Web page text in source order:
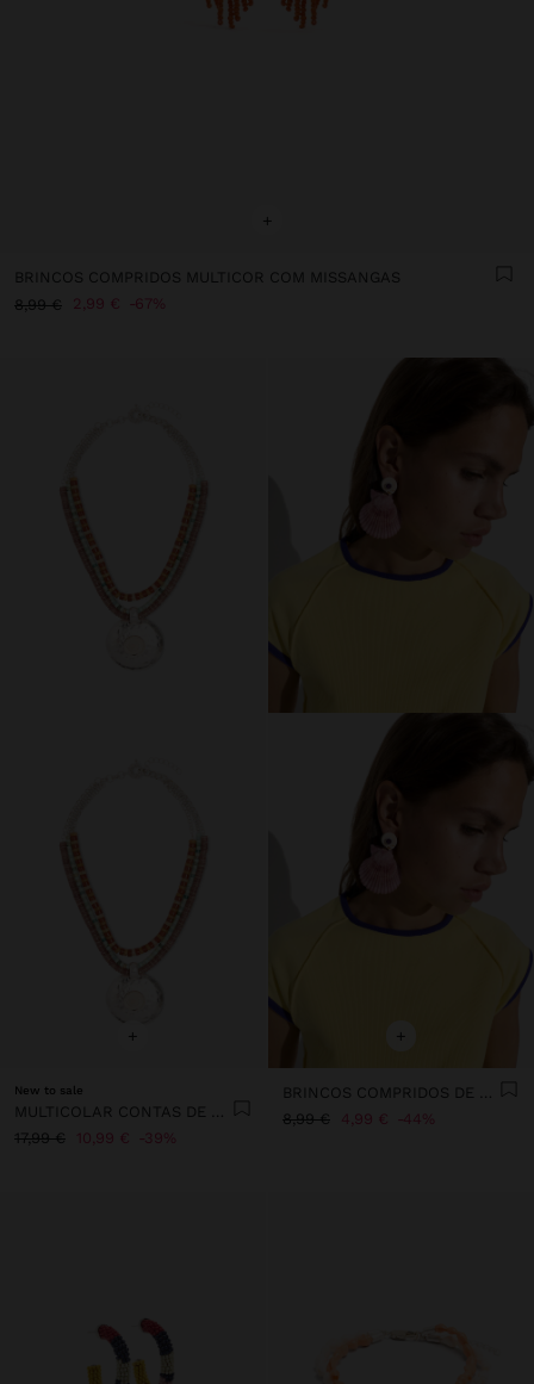
+
BRINCOS COMPRIDOS MULTICOR COM MISSANGAS
8,99 €
2,99 € 67%
+
New to sale
17,99 €
10,99 € 39%
+
8,99 €
4,99 € 44%